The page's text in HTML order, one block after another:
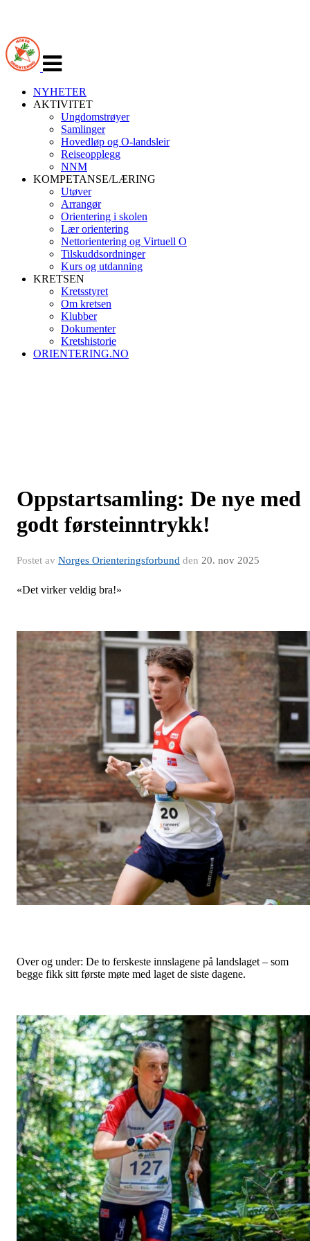
navigasjon
NYHETER
AKTIVITET
Ungdomstrøyer
Samlinger
Hovedløp og O-landsleir
Reiseopplegg
NNM
KOMPETANSE/LÆRING
Utøver
Arrangør
Orientering i skolen
Lær orientering
Nettorientering og Virtuell O
Tilskuddsordninger
Kurs og utdanning
KRETSEN
Kretsstyret
Om kretsen
Klubber
Dokumenter
Kretshistorie
ORIENTERING.NO
Oppstartsamling: De nye med
godt førsteinntrykk!
Postet av Norges Orienteringsforbund den 20. nov 2025
«Det virker veldig bra!»
Over og under: De to ferskeste innslagene på landslaget – som
begge fikk sitt første møte med laget de siste dagene.